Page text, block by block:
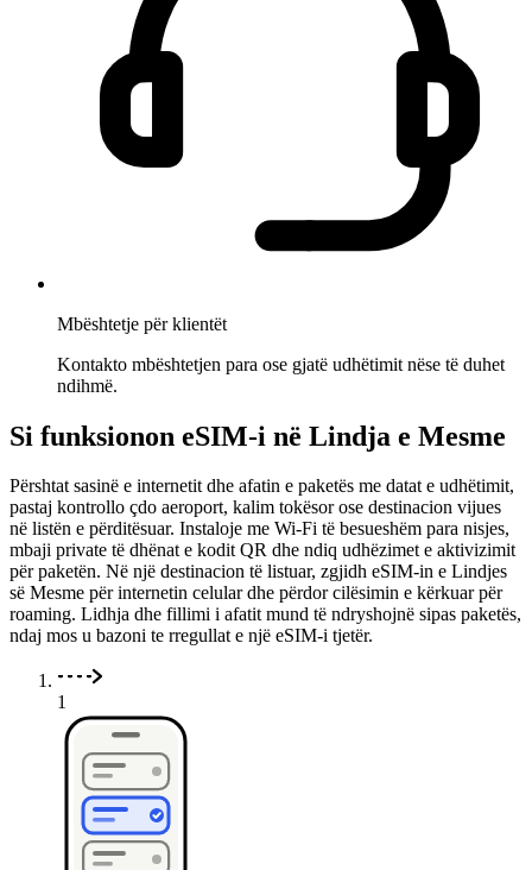
Mbështetje për klientët
Kontakto mbështetjen para ose gjatë udhëtimit nëse të duhet
ndihmë.
Si funksionon eSIM-i në Lindja e Mesme
Përshtat sasinë e internetit dhe afatin e paketës me datat e udhëtimit,
pastaj kontrollo çdo aeroport, kalim tokësor ose destinacion vijues
në listën e përditësuar. Instaloje me Wi-Fi të besueshëm para nisjes,
mbaji private të dhënat e kodit QR dhe ndiq udhëzimet e aktivizimit
për paketën. Në një destinacion të listuar, zgjidh eSIM-in e Lindjes
së Mesme për internetin celular dhe përdor cilësimin e kërkuar për
roaming. Lidhja dhe fillimi i afatit mund të ndryshojnë sipas paketës,
ndaj mos u bazoni te rregullat e një eSIM-i tjetër.
1